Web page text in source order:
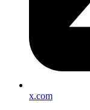
x.com